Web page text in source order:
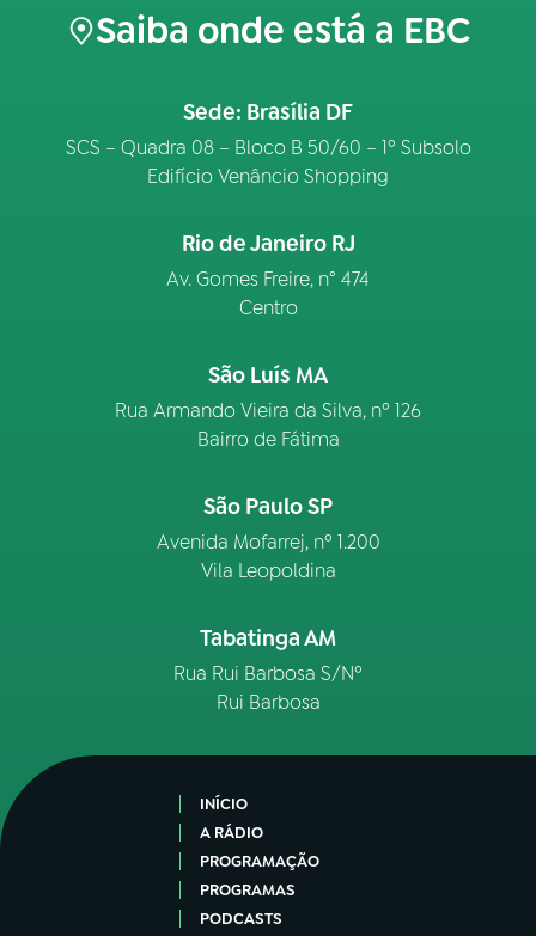
Saiba onde está a EBC
Sede: Brasília DF
SCS – Quadra 08 – Bloco B 50/60 – 1º Subsolo
Edifício Venâncio Shopping
Rio de Janeiro RJ
Av. Gomes Freire, n° 474
Centro
São Luís MA
Rua Armando Vieira da Silva, nº 126
Bairro de Fátima
São Paulo SP
Avenida Mofarrej, nº 1.200
Vila Leopoldina
Tabatinga AM
Rua Rui Barbosa S/Nº
Rui Barbosa
INÍCIO
A RÁDIO
PROGRAMAÇÃO
PROGRAMAS
PODCASTS